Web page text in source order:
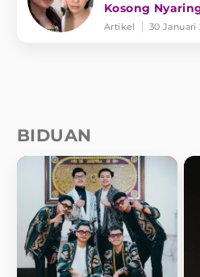
Kosong
Artikel 30 Januari
BIDUAN